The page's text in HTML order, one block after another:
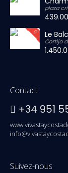
plaza
Le
Cortijo
Contact
+34 951
Suivez-nous